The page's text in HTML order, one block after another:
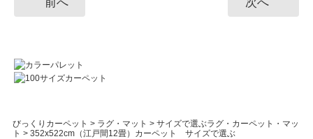
びっくりカーペット > ラグ・マット > サイズで選ぶラグ・カーペット・マッ
ト > 352x522cm（江戸間12畳）カーペット サイズで選ぶ